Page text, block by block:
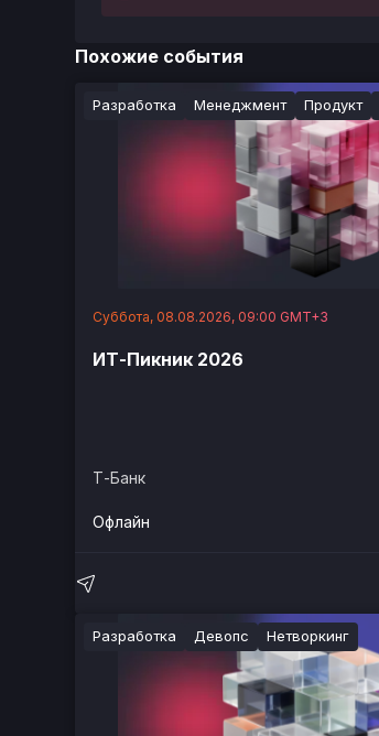
Похожие события
Разработка Менеджмент Продукт
Суббота, 08.08.2026, 09:00 GMT+3
ИТ-Пикник 2026
Т-Банк
Офлайн
Разработка Девопс Нетворкинг